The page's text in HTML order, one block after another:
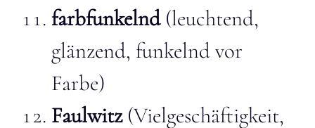
farbfunkelnd(leuchtend,
glänzend, funkelnd vor
Farbe)
Faulwitz (Vielgeschäftigkeit,